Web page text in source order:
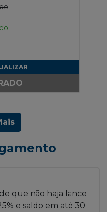
que não haja lance
e saldo em até 30